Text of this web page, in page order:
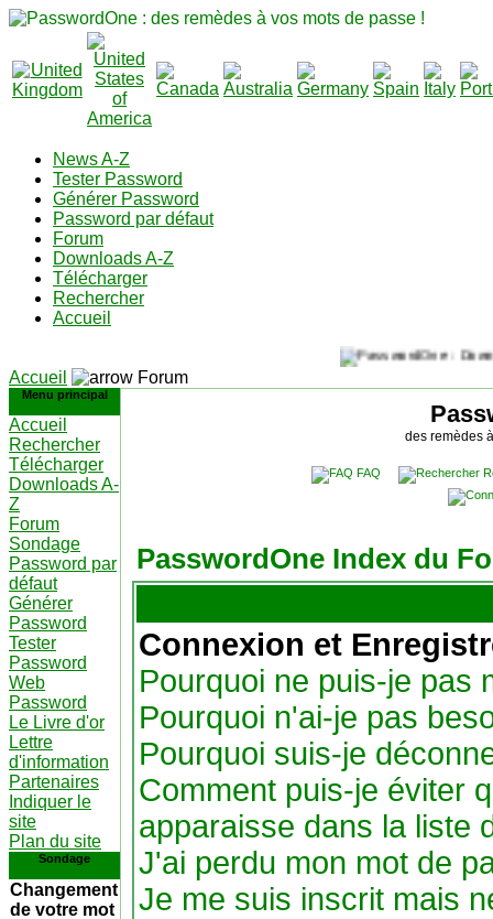
News A-Z
Tester Password
Générer Password
Password par défaut
Forum
Downloads A-Z
Télécharger
Rechercher
Accueil
Accueil Forum
Menu principal
Accueil
Rechercher
Télécharger
Downloads A-
Z
Forum
Sondage
Password par
défaut
Générer
Password
Tester
Password
Web
Password
Le Livre d'or
Lettre
d'information
Partenaires
Indiquer le
site
Plan du site
Sondage
Changement
de votre mot
des remèdes
FAQ
PasswordOne Index du
Connexion et
Pourquoi ne puis-je pas
Pourquoi n'ai-je pas
Pourquoi suis-je
Comment puis-je éviter
apparaisse dans la liste
J'ai perdu mon mot de
Je me suis inscrit mais